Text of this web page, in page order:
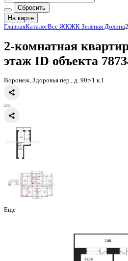
Сбросить
На карте
Главная КаталогВсе ЖКЖК Зелёная
2-комнатная
этаж
Воронеж, Здоровья пер., д. 90г/1 к.1